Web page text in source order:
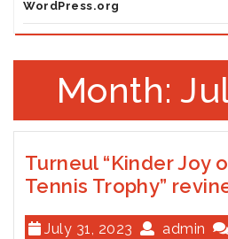
WordPress.org
Month:
Turneul “Kinder Joy
Tennis Trophy”
July 31, 2023 admin